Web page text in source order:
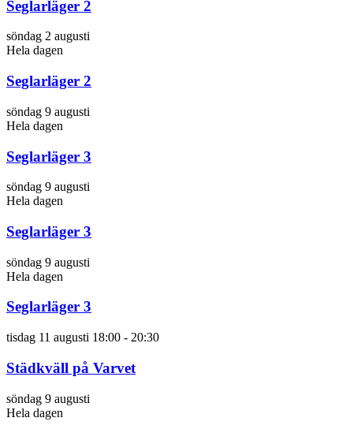
Seglarläger 2
söndag 2 augusti
Hela dagen
Seglarläger 2
söndag 9 augusti
Hela dagen
Seglarläger 3
söndag 9 augusti
Hela dagen
Seglarläger 3
söndag 9 augusti
Hela dagen
Seglarläger 3
tisdag 11 augusti 18:00 - 20:30
Städkväll på Varvet
söndag 9 augusti
Hela dagen